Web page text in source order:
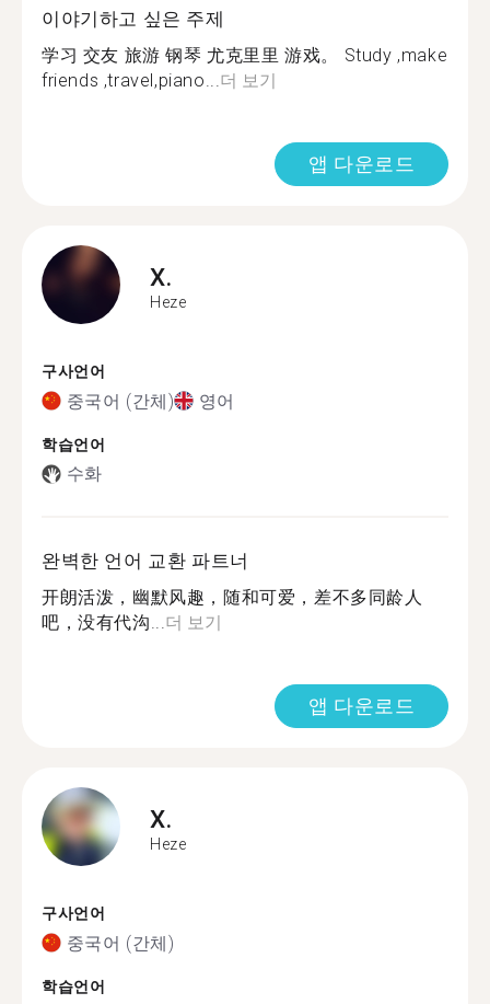
이야기하고 싶은 주제
学习 交友 旅游 钢琴 尤克里里 游戏。 Study ,make
friends ,travel,piano...더 보기
앱 다운로드
X.
Heze
구사언어
중국어 (간체) 영어
학습언어
수화
완벽한 언어 교환 파트너
开朗活泼，幽默风趣，随和可爱，差不多同龄人
吧，没有代沟...더 보기
앱 다운로드
X.
Heze
구사언어
중국어 (간체)
학습언어